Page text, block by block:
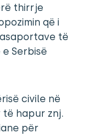
thirrje
që i
të
Serbisë
civile në
të hapur znj.
për